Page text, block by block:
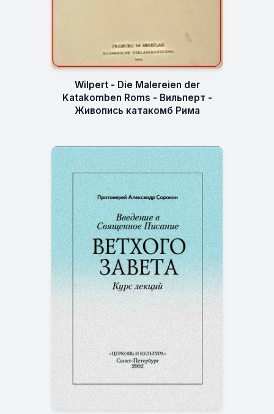
Wilpert - Die Malereien der
Katakomben Roms - Вильперт -
Живопись катакомб Рима